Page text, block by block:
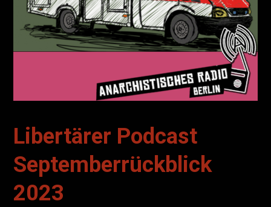
Libertärer Podcast
Septemberrückblick
2023